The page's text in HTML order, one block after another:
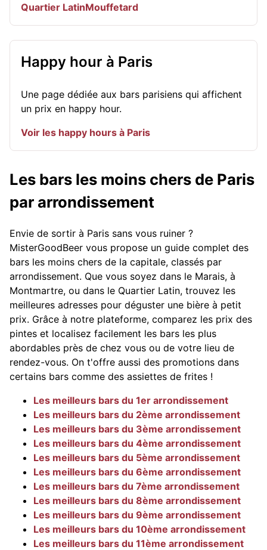
Quartier LatinMouffetard
Happy hour à Paris
Une page dédiée aux bars parisiens qui affichent
un prix en happy hour.
Voir les happy hours à Paris
Les bars les moins chers de Paris
par arrondissement
Envie de sortir à Paris sans vous ruiner ?
MisterGoodBeer vous propose un guide complet des
bars les moins chers de la capitale, classés par
arrondissement. Que vous soyez dans le Marais, à
Montmartre, ou dans le Quartier Latin, trouvez les
meilleures adresses pour déguster une bière à petit
prix. Grâce à notre plateforme, comparez les prix des
pintes et localisez facilement les bars les plus
abordables près de chez vous ou de votre lieu de
rendez-vous. On t'offre aussi des promotions dans
certains bars comme des assiettes de frites !
Les meilleurs bars du 1er arrondissement
Les meilleurs bars du 2ème arrondissement
Les meilleurs bars du 3ème arrondissement
Les meilleurs bars du 4ème arrondissement
Les meilleurs bars du 5ème arrondissement
Les meilleurs bars du 6ème arrondissement
Les meilleurs bars du 7ème arrondissement
Les meilleurs bars du 8ème arrondissement
Les meilleurs bars du 9ème arrondissement
Les meilleurs bars du 10ème arrondissement
Les meilleurs bars du 11ème arrondissement